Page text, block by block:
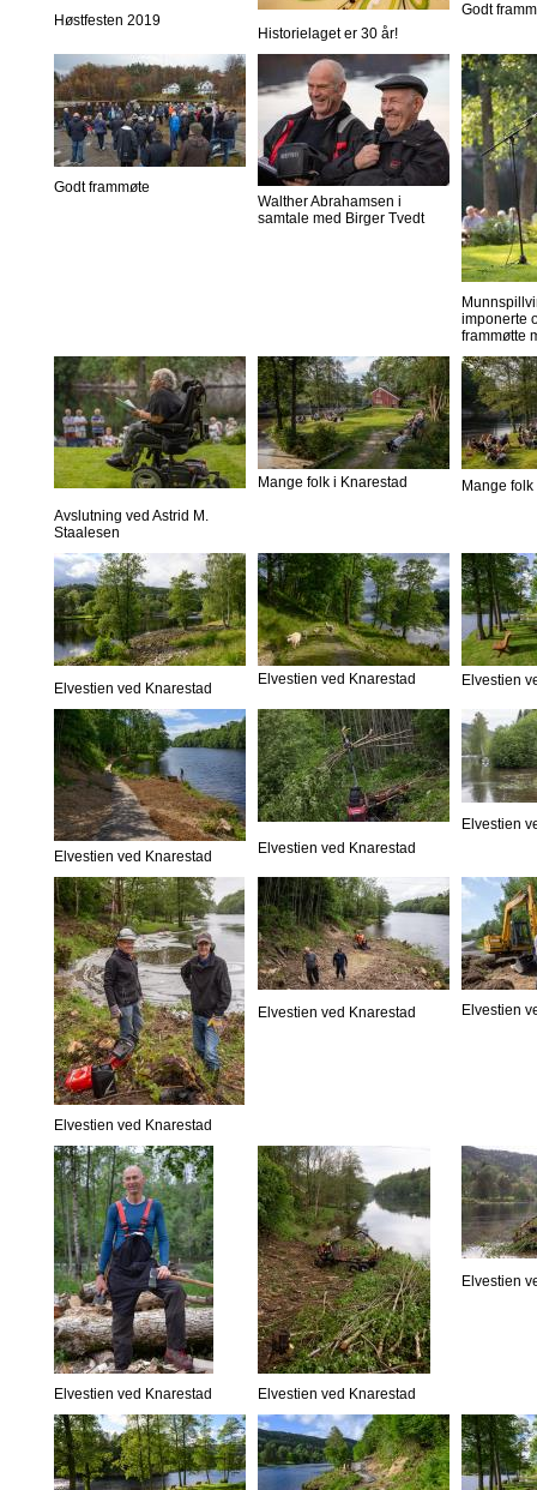
Høstfesten 2019
Historielaget er 30 år!
Godt
Godt frammøte
Walther Abrahamsen i
samtale med Birger Tvedt
imponerte
frammøtte
Avslutning ved Astrid M.
Staalesen
Mange folk i Knarestad Mange
Elvestien ved Knarestad
Elvestien ved Knarestad Elvestien
Elvestien ved Knarestad Elvestien ved Knarestad
Elvestien
Elvestien ved Knarestad
Elvestien ved Knarestad Elvestien
Elvestien ved Knarestad Elvestien ved Knarestad
Elvestien